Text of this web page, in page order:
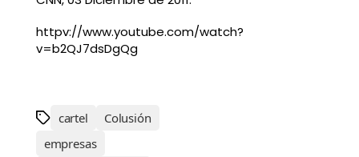
httpv://www.youtube.com/watch?
v=b2QJ7dsDgQg
cartel
Colusión
empresas